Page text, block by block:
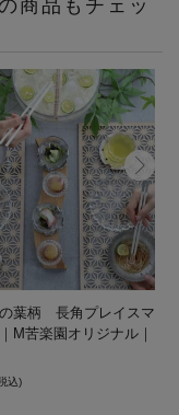
商品もチェッ
葉柄 長角プレイスマ
M苦楽園オリジナル｜
込)